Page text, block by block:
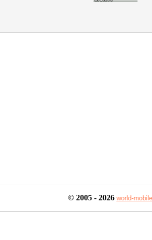
© 2005

 - 2026 world-